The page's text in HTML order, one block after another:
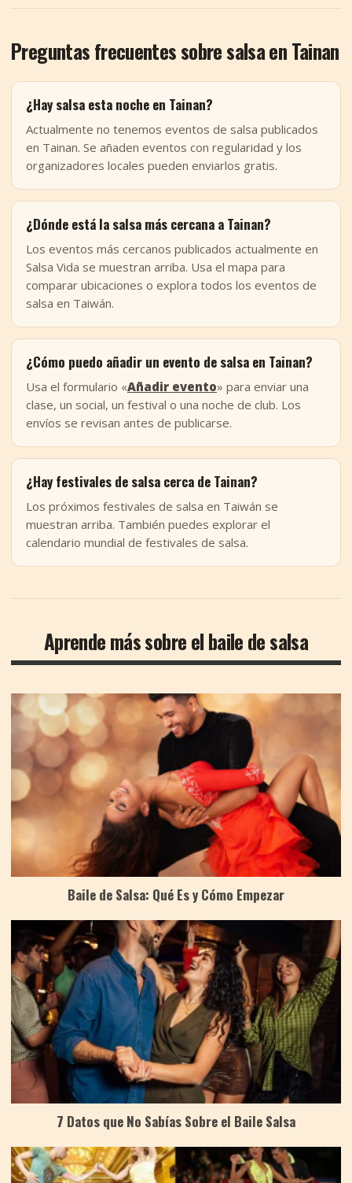
Preguntas frecuentes sobre salsa en Tainan
¿Hay salsa esta noche en Tainan?
Actualmente no tenemos eventos de salsa publicados
en Tainan. Se añaden eventos con regularidad y los
organizadores locales pueden enviarlos gratis.
¿Dónde está la salsa más cercana a Tainan?
Los eventos más cercanos publicados actualmente en
Salsa Vida se muestran arriba. Usa el mapa para
comparar ubicaciones o explora todos los eventos de
salsa en Taiwán.
¿Cómo puedo añadir un evento de salsa en Tainan?
Usa el formulario «Añadir evento» para enviar una
clase, un social, un festival o una noche de club. Los
envíos se revisan antes de publicarse.
¿Hay festivales de salsa cerca de Tainan?
Los próximos festivales de salsa en Taiwán se
muestran arriba. También puedes explorar el
calendario mundial de festivales de salsa.
Aprende más sobre el baile de salsa
Baile de Salsa: Qué Es y Cómo Empezar
7 Datos que No Sabías Sobre el Baile Salsa